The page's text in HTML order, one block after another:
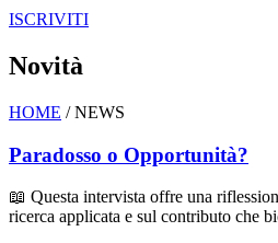
ISCRIVITI
Novità
HOME / NEWS
Paradosso o Opportunità?
📖 Questa intervista offre una
ricerca applicata e sul contributo che